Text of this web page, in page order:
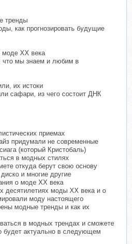
тренды
как прогнозировать будущие
моде XX века
что мы знаем и любим в
их истоки
сафари, из чего состоит ДНК
приемах
придумали не современные
(который Кристобаль)
в модных стилях
откуда берут свою основу
и многие другие
о моде ХХ века
десятилетиях моды ХХ века и о
моду настоящего
модные тренды и как их
в модных трендах и сможете
будет актуально в следующем